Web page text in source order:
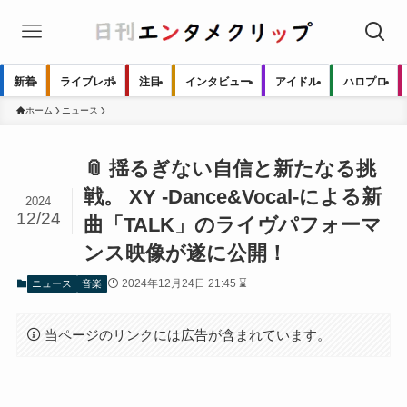
新着 ライブレポ 注目 インタビュー アイドル ハロプロ
ホーム ニュース
📎 揺るぎない自信と新たなる挑
戦。 XY -Dance&Vocal-による新
曲「TALK」のライヴパフォーマ
ンス映像が遂に公開！
2024
12/24
ニュース 音楽 2024年12月24日 21:45 ⌛
当ページのリンクには広告が含まれています。